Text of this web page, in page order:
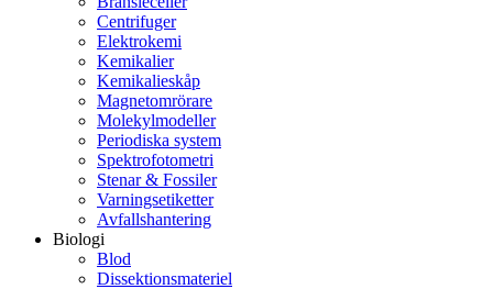
Centrifuger
Elektrokemi
Kemikalier
Kemikalieskåp
Magnetomrörare
Molekylmodeller
Periodiska system
Spektrofotometri
Stenar & Fossiler
Varningsetiketter
Avfallshantering
Biologi
Blod
Dissektionsmateriel